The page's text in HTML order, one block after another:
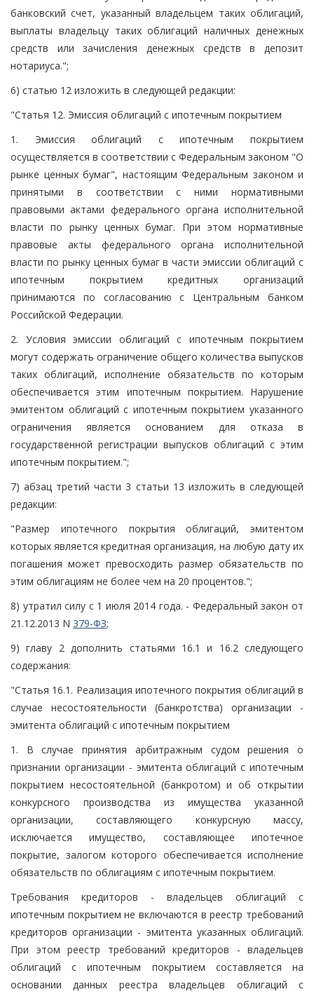
банковский счет, указанный владельцем таких облигаций,
выплаты владельцу таких облигаций наличных денежных
средств или зачисления денежных средств в депозит
нотариуса.";
6) статью 12 изложить в следующей редакции:
"Статья 12. Эмиссия облигаций с ипотечным покрытием
1. Эмиссия облигаций с ипотечным покрытием
осуществляется в соответствии с Федеральным законом "О
рынке ценных бумаг", настоящим Федеральным законом и
принятыми в соответствии с ними нормативными
правовыми актами федерального органа исполнительной
власти по рынку ценных бумаг. При этом нормативные
правовые акты федерального органа исполнительной
власти по рынку ценных бумаг в части эмиссии облигаций с
ипотечным покрытием кредитных организаций
принимаются по согласованию с Центральным банком
Российской Федерации.
2. Условия эмиссии облигаций с ипотечным покрытием
могут содержать ограничение общего количества выпусков
таких облигаций, исполнение обязательств по которым
обеспечивается этим ипотечным покрытием. Нарушение
эмитентом облигаций с ипотечным покрытием указанного
ограничения является основанием для отказа в
государственной регистрации выпусков облигаций с этим
ипотечным покрытием.";
7) абзац третий части 3 статьи 13 изложить в следующей
редакции:
"Размер ипотечного покрытия облигаций, эмитентом
которых является кредитная организация, на любую дату их
погашения может превосходить размер обязательств по
этим облигациям не более чем на 20 процентов.";
8) утратил силу с 1 июля 2014 года. - Федеральный закон от
21.12.2013 N 379-ФЗ;
9) главу 2 дополнить статьями 16.1 и 16.2 следующего
содержания:
"Статья 16.1. Реализация ипотечного покрытия облигаций в
случае несостоятельности (банкротства) организации -
эмитента облигаций с ипотечным покрытием
1. В случае принятия арбитражным судом решения о
признании организации - эмитента облигаций с ипотечным
покрытием несостоятельной (банкротом) и об открытии
конкурсного производства из имущества указанной
организации, составляющего конкурсную массу,
исключается имущество, составляющее ипотечное
покрытие, залогом которого обеспечивается исполнение
обязательств по облигациям с ипотечным покрытием.
Требования кредиторов - владельцев облигаций с
ипотечным покрытием не включаются в реестр требований
кредиторов организации - эмитента указанных облигаций.
При этом реестр требований кредиторов - владельцев
облигаций с ипотечным покрытием составляется на
основании данных реестра владельцев облигаций с